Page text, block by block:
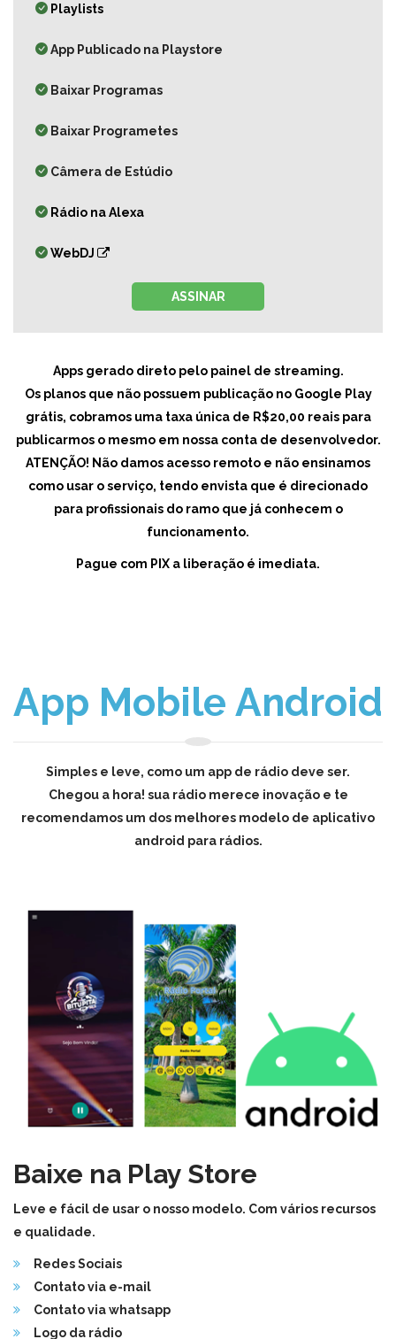
Playlists
App Publicado na Playstore
Baixar Programas
Baixar Programetes
Câmera de Estúdio
Rádio na Alexa
WebDJ
ASSINAR
Apps gerado direto pelo painel de streaming.
Os planos que não possuem publicação no Google Play
grátis, cobramos uma taxa única de R$20,00 reais para
publicarmos o mesmo em nossa conta de desenvolvedor.
ATENÇÃO! Não damos acesso remoto e não ensinamos
como usar o serviço, tendo envista que é direcionado
para profissionais do ramo que já conhecem o
funcionamento.
Pague com PIX a liberação é imediata.
App Mobile Android
Simples e leve, como um app de rádio deve ser.
Chegou a hora! sua rádio merece inovação e te
recomendamos um dos melhores modelo de aplicativo
android para rádios.
Baixe na Play Store
Leve e fácil de usar o nosso modelo. Com vários recursos
e qualidade.
Redes Sociais
Contato via e-mail
Contato via whatsapp
Logo da rádio